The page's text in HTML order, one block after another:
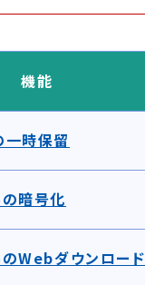
機能
一時保留
暗号化
Webダウンロード